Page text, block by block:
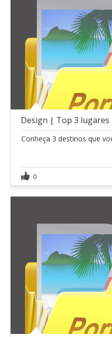
Conheça 3 destinos que
0